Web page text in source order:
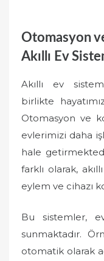
Otomasyon
Akıllı Ev
Akıllı ev
birlikte
Otomasyon ve
evlerimizi daha
hale
farklı olarak,
eylem ve cihazı
Bu sistemler,
sunmaktadır.
otomatik olarak